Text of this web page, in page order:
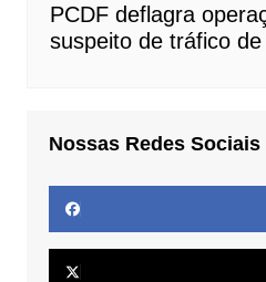
PCDF deflagra
suspeito de tráfico
Nossas Redes Sociais